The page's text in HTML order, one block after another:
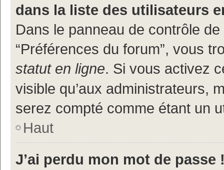
dans la liste des utilisateurs
Dans le panneau de contrôle
“Préférences du forum”, vous
statut en ligne. Si vous activez
visible qu’aux administrateurs,
serez compté comme étant un
Haut
J’ai perdu mon mot de passe